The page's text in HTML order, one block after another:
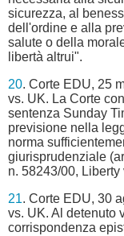
sicurezza, al
dell'ordine e alla
salute o della
libertà altrui".
20. Corte EDU, 25
vs. UK. La Corte
sentenza Sunday
previsione nella
norma
giurisprudenziale
n. 58243/00, Liberty
21. Corte EDU, 30
vs. UK. Al detenuto
corrispondenza